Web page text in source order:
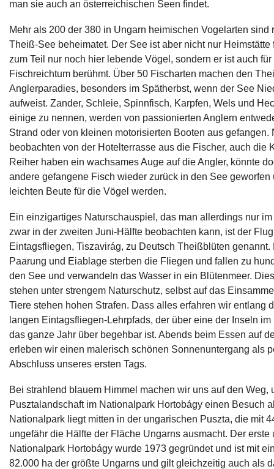
man sie auch an österreichischen Seen findet.
Mehr als 200 der 380 in Ungarn heimischen Vogelarten sind
Theiß-See beheimatet. Der See ist aber nicht nur Heimstätte
zum Teil nur noch hier lebende Vögel, sondern er ist auch
Fischreichtum berühmt. Über 50 Fischarten machen den
Anglerparadies, besonders im Spätherbst, wenn der See
aufweist. Zander, Schleie, Spinnfisch, Karpfen, Wels und
einige zu nennen, werden von passionierten Anglern
Strand oder von kleinen motorisierten Booten aus gefangen.
beobachten von der Hotelterrasse aus die Fischer, auch die
Reiher haben ein wachsames Auge auf die Angler, könnte
andere gefangene Fisch wieder zurück in den See geworfen
leichten Beute für die Vögel werden.
Ein einzigartiges Naturschauspiel, das man allerdings nur
zwar in der zweiten Juni-Hälfte beobachten kann, ist der
Eintagsfliegen, Tiszavirág, zu Deutsch Theißblüten genannt.
Paarung und Eiablage sterben die Fliegen und fallen zu
den See und verwandeln das Wasser in ein Blütenmeer.
stehen unter strengem Naturschutz, selbst auf das
Tiere stehen hohen Strafen. Dass alles erfahren wir entlang
langen Eintagsfliegen-Lehrpfads, der über eine der Inseln im
das ganze Jahr über begehbar ist. Abends beim Essen auf
erleben wir einen malerisch schönen Sonnenuntergang als
Abschluss unseres ersten Tags.
Bei strahlend blauem Himmel machen wir uns auf den Weg,
Pusztalandschaft im Nationalpark Hortobágy einen Besuch
Nationalpark liegt mitten in der ungarischen Puszta, die mit
ungefähr die Hälfte der Fläche Ungarns ausmacht. Der erste
Nationalpark Hortobágy wurde 1973 gegründet und ist mit
82.000 ha der größte Ungarns und gilt gleichzeitig auch als